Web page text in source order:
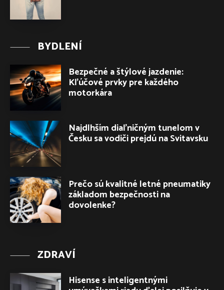
BYDLENÍ
Bezpečné a štýlové jazdenie:
Kľúčové prvky pre každého
motorkára
Najdlhším diaľničným tunelom v
Česku sa vodiči prejdú na Svitavsku
Prečo sú kvalitné letné pneumatiky
základom bezpečnosti na
dovolenke?
ZDRAVÍ
Hisense s inteligentnými